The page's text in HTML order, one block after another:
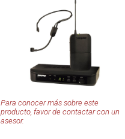
Para conocer más sobre este
producto, favor de contactar con un
asesor.